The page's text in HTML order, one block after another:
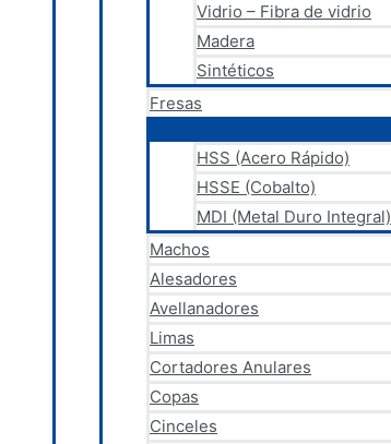
Vidrio – Fibra de vidrio
Madera
Sintéticos
Fresas
HSS (Acero Rápido)
HSSE (Cobalto)
MDI (Metal Duro Integral)
Machos
Alesadores
Avellanadores
Limas
Cortadores Anulares
Copas
Cinceles